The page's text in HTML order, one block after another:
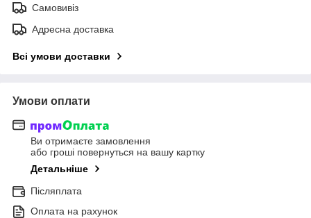
Самовивіз
Адресна доставка
Всі умови доставки
Умови оплати
Ви отримаєте замовлення
або гроші повернуться на вашу картку
Детальніше
Післяплата
Оплата на рахунок